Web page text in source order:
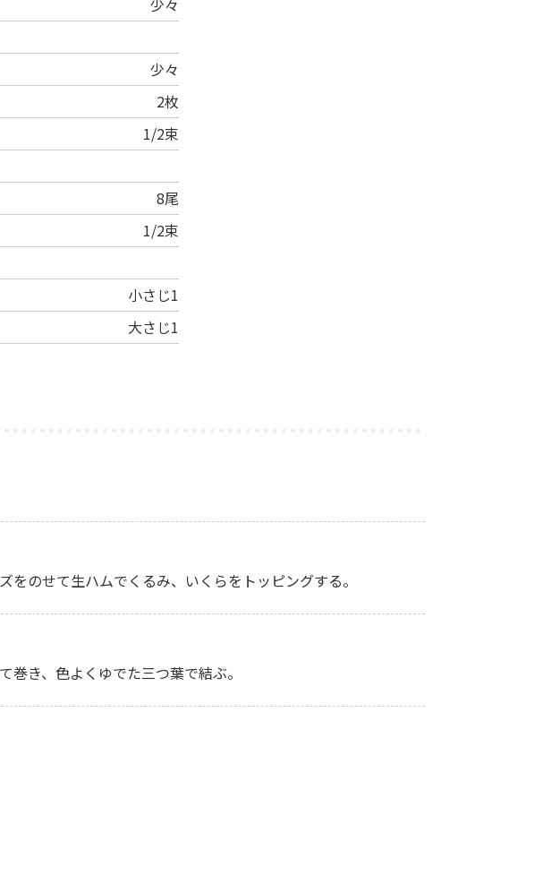
少々
少々
2枚
1/2束
8尾
1/2束
小さじ1
大さじ1
のせて生ハムでくるみ、いくらをトッピングする。
き、色よくゆでた三つ葉で結ぶ。